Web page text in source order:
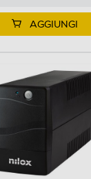
AGGIUNGI